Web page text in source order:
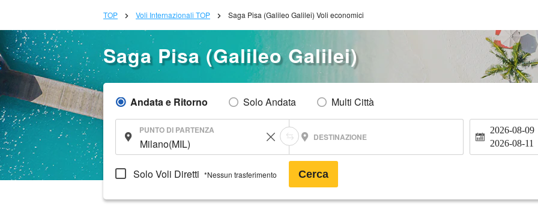
TOP Voli Internazionali TOP Saga Pisa (Galileo Galilei) Voli economici
Saga Pisa (Galileo Galilei)
Andata e Ritorno Solo Andata Multi Città
PUNTO DI PARTENZA
DESTINAZIONE
2026-08-09
2026-08-11
Solo Voli Diretti *Nessun trasferimento Cerca